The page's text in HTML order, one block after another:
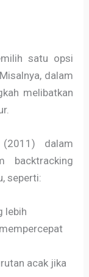
satu opsi
dalam
melibatkan
dalam
backtracking
seperti:
lebih
acak jika